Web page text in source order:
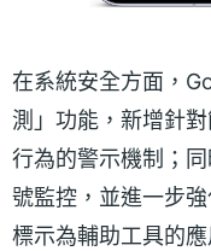
在系統安全方面，
測」功能，新增針
行為的警示機制；
號監控，並進一步
標示為輔助工具的